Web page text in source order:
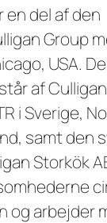
en del af den
Group
USA.
af
i Sverige,
samt den
Storkök
og arbejder